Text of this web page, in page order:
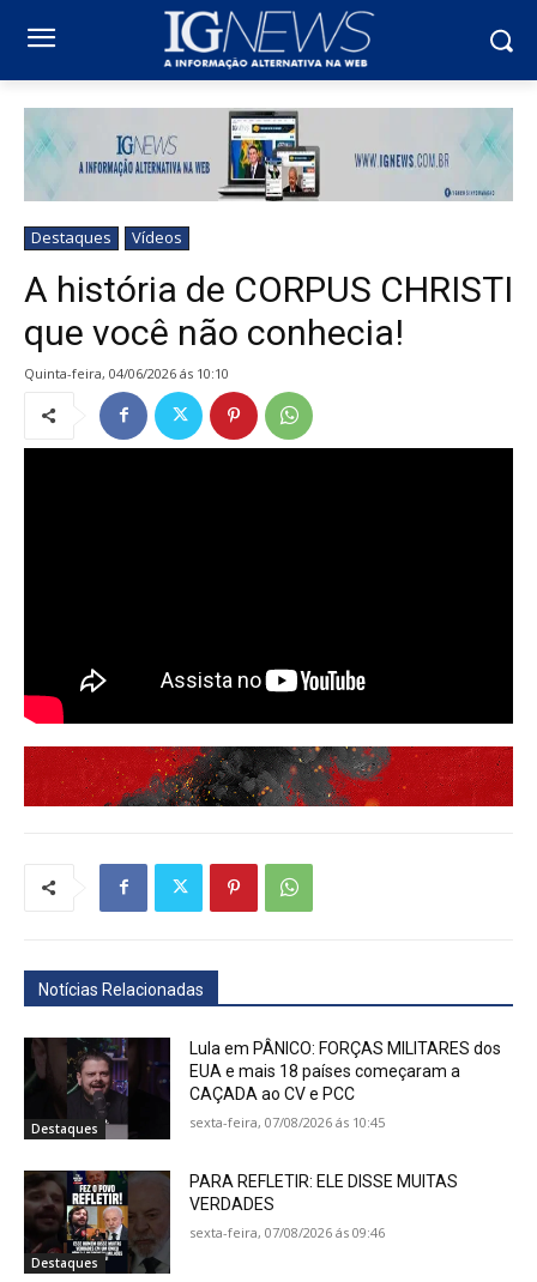
Destaques Vídeos
A história de CORPUS CHRISTI
que você não conhecia!
quinta-feira, 04/06/2026 ás 10:10
Notícias Relacionadas
Destaques
Lula em PÂNICO: FORÇAS MILITARES dos
EUA e mais 18 países começaram a
CAÇADA ao CV e PCC
sexta-feira, 07/08/2026 ás 10:45
Destaques
PARA REFLETIR: ELE DISSE MUITAS
VERDADES
sexta-feira, 07/08/2026 ás 09:46